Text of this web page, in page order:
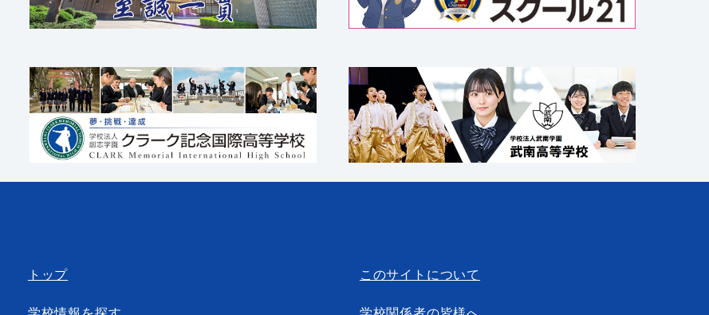
トップ このサイトについて